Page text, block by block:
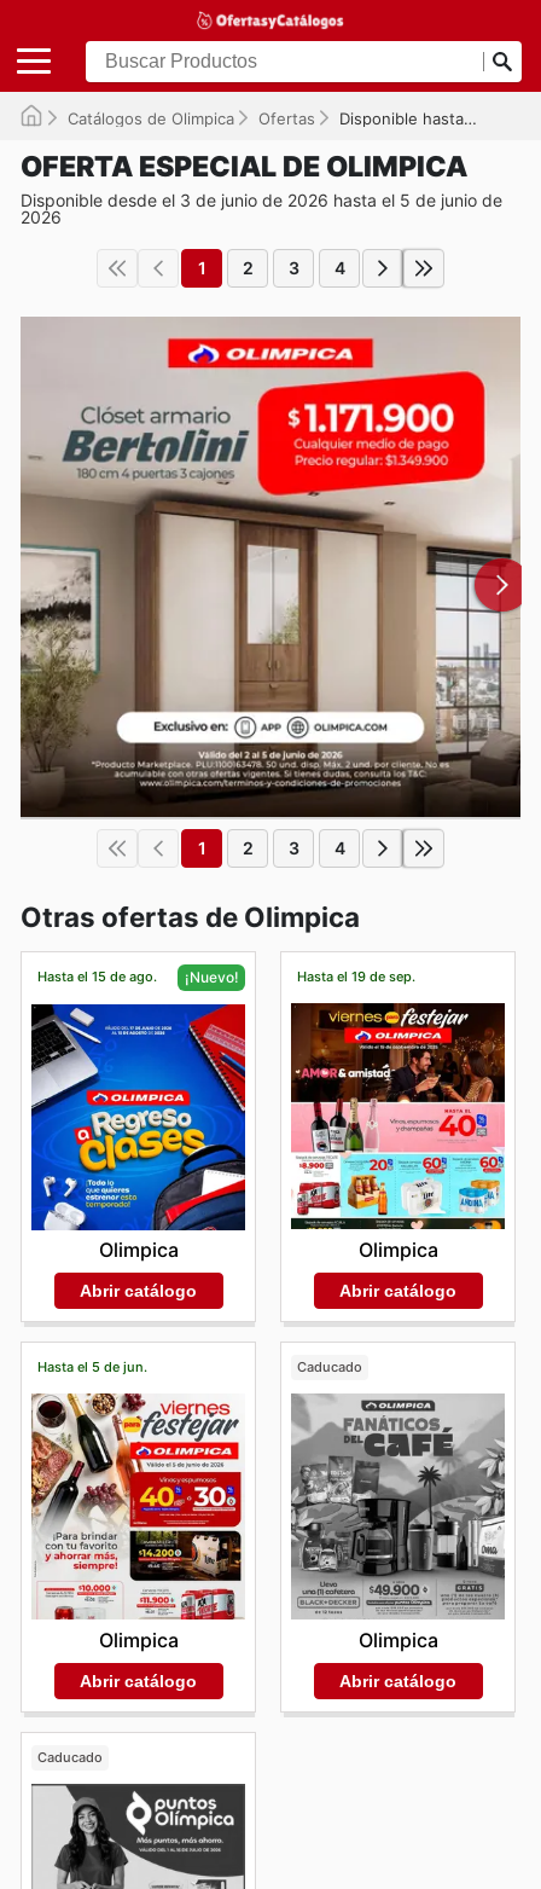
Catálogos de Olimpica Ofertas Disponible hasta el 05/06/2026
OFERTA ESPECIAL DE OLIMPICA
Disponible desde el 3 de junio de 2026 hasta el 5 de junio de
2026
1 2 3 4
1 2 3 4
Otras ofertas de Olimpica
Hasta el 15 de ago. ¡Nuevo!
Olimpica
Abrir catálogo
Hasta el 19 de sep.
Olimpica
Abrir catálogo
Hasta el 5 de jun.
Olimpica
Abrir catálogo
Caducado
Olimpica
Abrir catálogo
Caducado